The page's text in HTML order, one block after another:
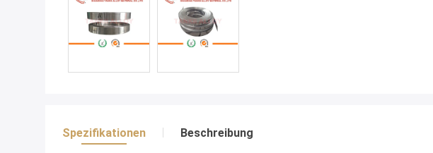
Spezifikationen Beschreibung